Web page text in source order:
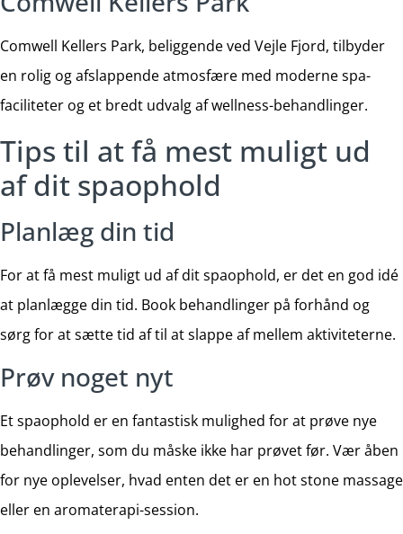
Comwell Kellers Park, beliggende ved Vejle Fjord, tilbyder
en rolig og afslappende atmosfære med moderne spa-
faciliteter og et bredt udvalg af wellness-behandlinger.
Tips til at få mest muligt ud
af dit spaophold
Planlæg din tid
For at få mest muligt ud af dit spaophold, er det en god idé
at planlægge din tid. Book behandlinger på forhånd og
sørg for at sætte tid af til at slappe af mellem aktiviteterne.
Prøv noget nyt
Et spaophold er en fantastisk mulighed for at prøve nye
behandlinger, som du måske ikke har prøvet før. Vær åben
for nye oplevelser, hvad enten det er en hot stone massage
eller en aromaterapi-session.